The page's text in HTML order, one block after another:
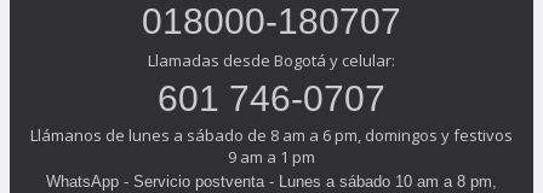
018000-180707
Llamadas desde Bogotá y celular:
601 746-0707
Llámanos de lunes a sábado de 8 am a 6 pm, domingos y festivos
9 am a 1 pm
WhatsApp - Servicio postventa - Lunes a sábado 10 am a 8 pm,